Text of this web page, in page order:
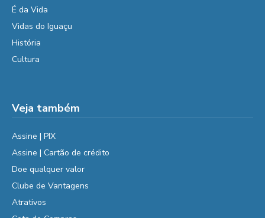
É da Vida
Vidas do Iguaçu
História
Cultura
Veja também
Assine | PIX
Assine | Cartão de crédito
Doe qualquer valor
Clube de Vantagens
Atrativos